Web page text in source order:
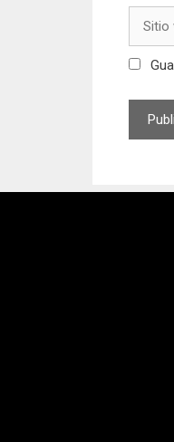
web